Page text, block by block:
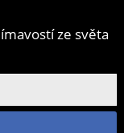
ze světa